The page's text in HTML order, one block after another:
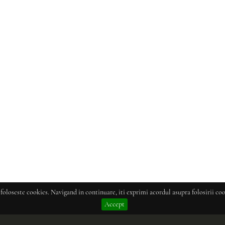
cookies. Navigand in continuare, iti exprimi acordul asupra folosirii
Accept